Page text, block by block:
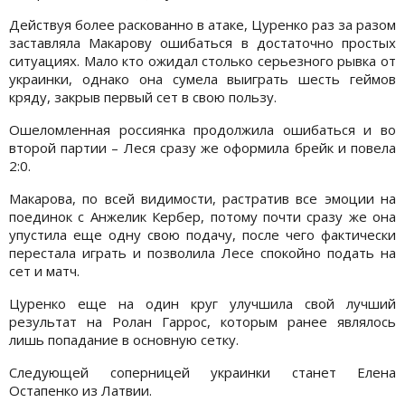
Действуя более раскованно в атаке, Цуренко раз за разом
заставляла Макарову ошибаться в достаточно простых
ситуациях. Мало кто ожидал столько серьезного рывка от
украинки, однако она сумела выиграть шесть геймов
кряду, закрыв первый сет в свою пользу.
Ошеломленная россиянка продолжила ошибаться и во
второй партии – Леся сразу же оформила брейк и повела
2:0.
Макарова, по всей видимости, растратив все эмоции на
поединок с Анжелик Кербер, потому почти сразу же она
упустила еще одну свою подачу, после чего фактически
перестала играть и позволила Лесе спокойно подать на
сет и матч.
Цуренко еще на один круг улучшила свой лучший
результат на Ролан Гаррос, которым ранее являлось
лишь попадание в основную сетку.
Следующей соперницей украинки станет Елена
Остапенко из Латвии.